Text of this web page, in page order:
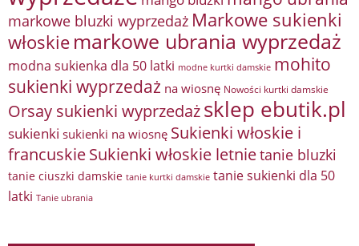
markowe bluzki wyprzedaż Markowe sukienki
włoskie markowe ubrania wyprzedaż
modna sukienka dla 50 latki modne kurtki damskie mohito
sukienki wyprzedaż na wiosnę Nowości kurtki damskie
Orsay sukienki wyprzedażsklep ebutik.pl
sukienki sukienki na wiosnę Sukienki włoskie i
francuskieSukienki włoskie letnietanie bluzki
tanie ciuszki damskie tanie kurtki damskie tanie sukienki dla 50
latki Tanie ubrania